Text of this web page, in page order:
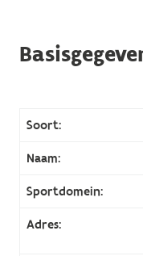
Soort:
Naam:
Sportdomein:
Adres: